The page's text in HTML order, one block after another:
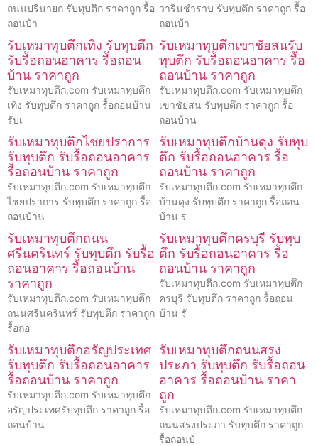
ถนนปรินายก รับทุบตึก ราคาถูก รื้อ
ถอนบ้า
วารินชำราบ รับทุบตึก ราคาถูก รื้อ
ถอนบ้า
รับเหมาทุบตึกเทิง รับทุบตึก
รับรื้อถอนอาคาร รื้อถอน
บ้าน ราคาถูก
รับเหมาทุบตึก.com รับเหมาทุบตึก
เทิง รับทุบตึก ราคาถูก รื้อถอนบ้าน
รับเ
รับเหมาทุบตึกเขาชัยสนรับ
ทุบตึก รับรื้อถอนอาคาร รื้อ
ถอนบ้าน ราคาถูก
รับเหมาทุบตึก.com รับเหมาทุบตึก
เขาชัยสน รับทุบตึก ราคาถูก รื้อ
ถอนบ้าน
รับเหมาทุบตึกไชยปราการ
รับทุบตึก รับรื้อถอนอาคาร
รื้อถอนบ้าน ราคาถูก
รับเหมาทุบตึก.com รับเหมาทุบตึก
ไชยปราการ รับทุบตึก ราคาถูก รื้อ
ถอนบ้าน
รับเหมาทุบตึกบ้านดุง รับทุบ
ตึก รับรื้อถอนอาคาร รื้อ
ถอนบ้าน ราคาถูก
รับเหมาทุบตึก.com รับเหมาทุบตึก
บ้านดุง รับทุบตึก ราคาถูก รื้อถอน
บ้าน ร
รับเหมาทุบตึกถนน
ศรีนครินทร์ รับทุบตึก รับรื้อ
ถอนอาคาร รื้อถอนบ้าน
ราคาถูก
รับเหมาทุบตึก.com รับเหมาทุบตึก
ถนนศรีนครินทร์ รับทุบตึก ราคาถูก
รื้อถอ
รับเหมาทุบตึกครบุรี รับทุบ
ตึก รับรื้อถอนอาคาร รื้อ
ถอนบ้าน ราคาถูก
รับเหมาทุบตึก.com รับเหมาทุบตึก
ครบุรี รับทุบตึก ราคาถูก รื้อถอน
บ้าน รั
รับเหมาทุบตึกอรัญประเทศ
รับทุบตึก รับรื้อถอนอาคาร
รื้อถอนบ้าน ราคาถูก
รับเหมาทุบตึก.com รับเหมาทุบตึก
อรัญประเทศรับทุบตึก ราคาถูก รื้อ
ถอนบ้าน
รับเหมาทุบตึกถนนสรง
ประภา รับทุบตึก รับรื้อถอน
อาคาร รื้อถอนบ้าน ราคา
ถูก
รับเหมาทุบตึก.com รับเหมาทุบตึก
ถนนสรงประภา รับทุบตึก ราคาถูก
รื้อถอนบ้